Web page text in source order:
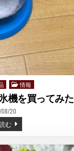
情報
機を買ってみた
08/20
む暑
い
の
電